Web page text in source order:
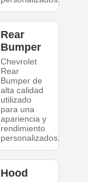
Rear
Bumper
Chevrolet
Rear
Bumper de
alta calidad
utilizado
para una
apariencia y
rendimiento
personalizados.
Hood